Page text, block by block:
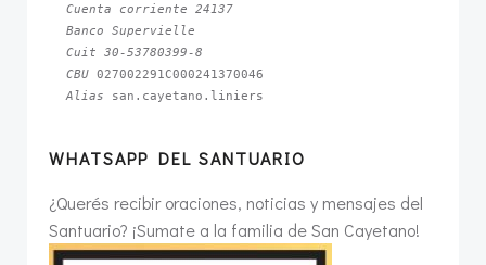
Cuenta corriente 24137
Banco Supervielle
Cuit 30-53780399-8
CBU
Alias san.cayetano.liniers
WHATSAPP DEL SANTUARIO
¿Querés recibir oraciones, noticias y mensajes del
Santuario? ¡Sumate a la familia de San Cayetano!